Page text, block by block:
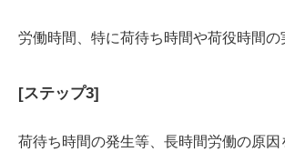
労働時間、特に荷待ち時間や荷役時間の
[ステップ3]
荷待ち時間の発生等、長時間労働の原因